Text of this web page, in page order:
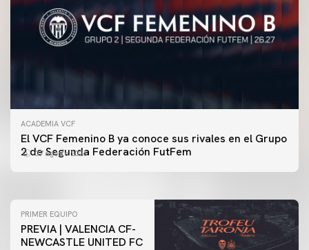
ACADEMIA VCF
El VCF Femenino B ya conoce sus rivales en el Grupo
2 de Segunda Federación FutFem
07 agosto 2026
PRIMER EQUIPO
ENTRENAMIENTO DEL VALENCIA CF 7/8/2026
PRIMER EQUIPO
PREVIA | VALENCIA CF-
NEWCASTLE UNITED FC